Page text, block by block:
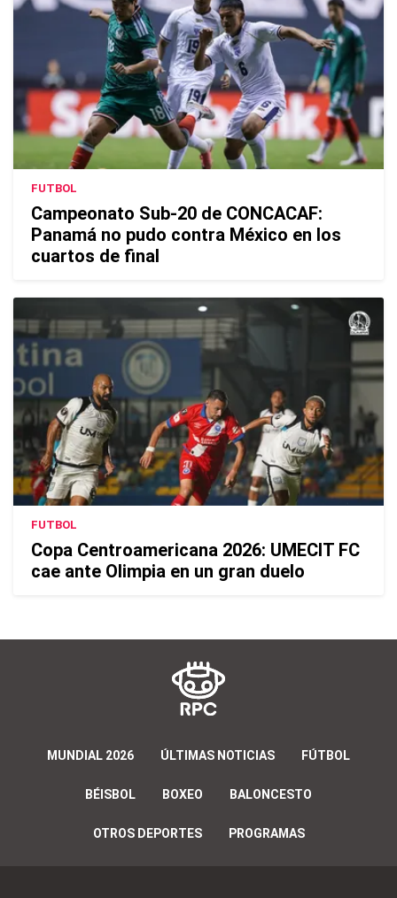
FUTBOL
Campeonato Sub-20 de CONCACAF:
Panamá no pudo contra México en los
cuartos de final
FUTBOL
Copa Centroamericana 2026: UMECIT FC
cae ante Olimpia en un gran duelo
MUNDIAL 2026 ÚLTIMAS NOTICIAS FÚTBOL
BÉISBOL BOXEO BALONCESTO
OTROS DEPORTES PROGRAMAS